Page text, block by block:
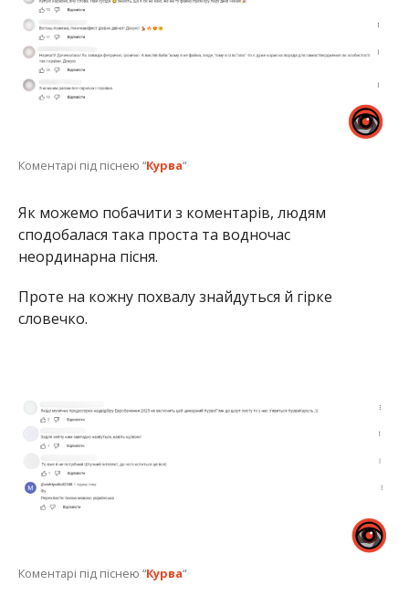
Коментарі під піснею “Курва“
Як можемо побачити з коментарів, людям
сподобалася така проста та водночас
неординарна пісня.
Проте на кожну похвалу знайдуться й гірке
словечко.
Коментарі під піснею “Курва“